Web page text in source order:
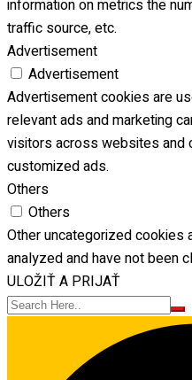
information on metrics the
traffic source, etc.
Advertisement
Advertisement
Advertisement cookies are
relevant ads and marketing
visitors across websites and
customized ads.
Others
Others
Other uncategorized cookies
analyzed and have not been
ULOŽIŤ A PRIJAŤ